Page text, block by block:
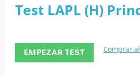
Test LAPL (H)
EMPEZAR TEST Comprar